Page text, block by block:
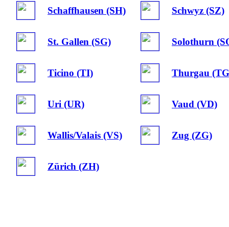
Schaffhausen (SH) Schwyz (SZ)
St. Gallen (SG) Solothurn
Ticino (TI) Thurgau
Uri (UR) Vaud (VD)
Wallis/Valais (VS) Zug (ZG)
Zürich (ZH)